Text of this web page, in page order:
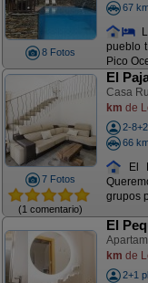
8 Fotos
67
pueblo
Pico
7 Fotos
(1 comentario)
El
Casa
km de
2-
66
El
grupos
El
km de
2+1